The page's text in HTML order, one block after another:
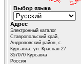
Выбор языка
Адрес
Электронный каталог
Ставропольский край,
Андроповский район, с.
Курсавка, ул. Красная 27
357070 Курсавка
Россия